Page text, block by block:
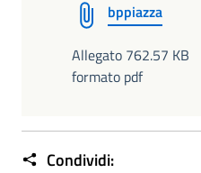
bppiazza
Allegato 762.57 KB
formato pdf
Condividi: